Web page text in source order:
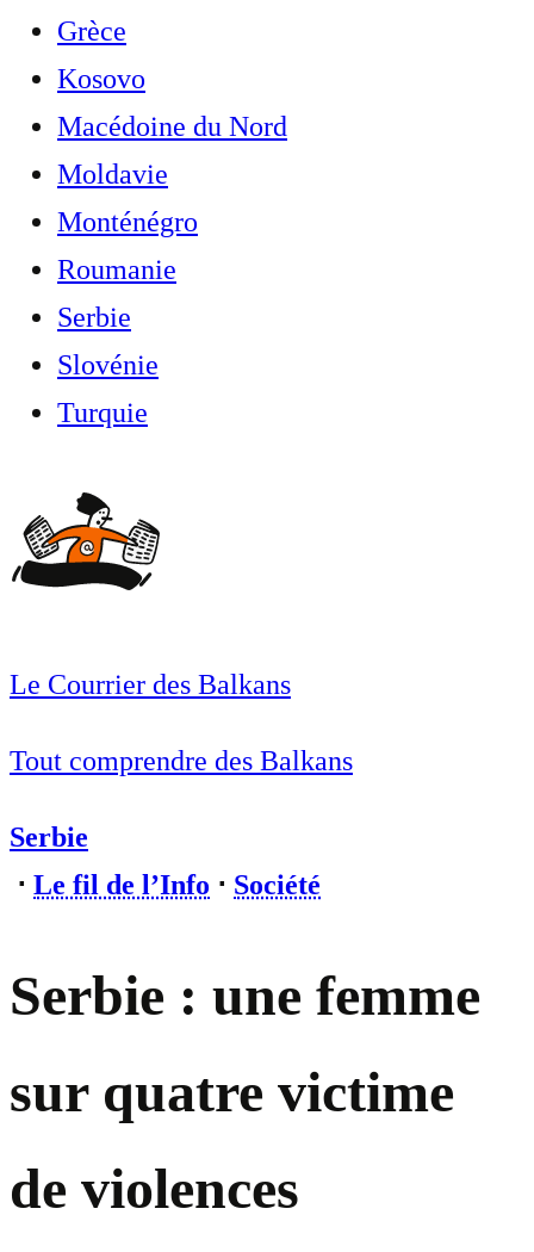
Grèce
Kosovo
Macédoine du Nord
Moldavie
Monténégro
Roumanie
Serbie
Slovénie
Turquie
Le Courrier des Balkans
Tout comprendre des Balkans
Serbie
⋅ Le fil de l’Info ⋅ Société
Serbie : une femme
sur quatre victime
de violences